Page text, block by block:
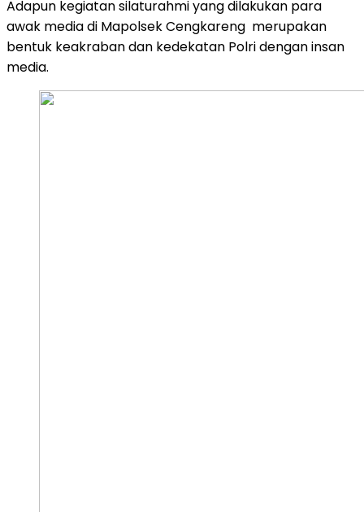
Adapun kegiatan silaturahmi yang dilakukan para
awak media di Mapolsek Cengkareng merupakan
bentuk keakraban dan kedekatan Polri dengan insan
media.